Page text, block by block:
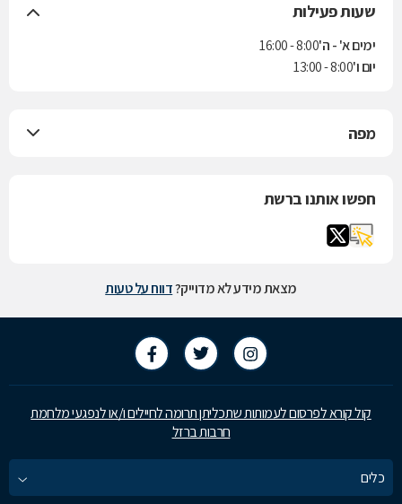
שעות פעילות
ימים א' - ה'8:00 - 16:00
יום ו'8:00 - 13:00
מפה
חפשו אותנו ברשת
מצאת מידע לא מדוייק?דווח על טעות
קול קורא לפרסום לעמותות שתכליתן תרומה לחיילים ו/או לנפגעי מלחמת
חרבות ברזל
כלים